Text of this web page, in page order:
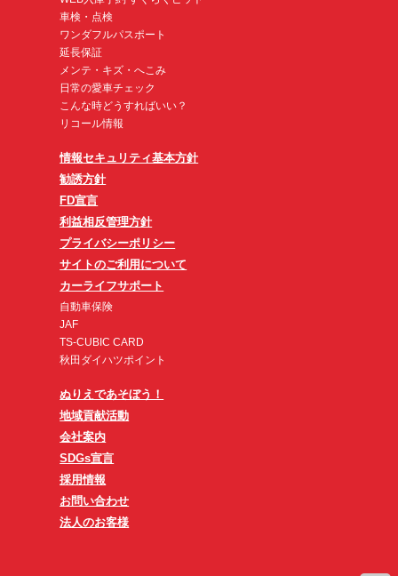
車検・点検
ワンダフルパスポート
延長保証
メンテ・キズ・へこみ
日常の愛車チェック
こんな時どうすればいい？
リコール情報
情報セキュリティ基本方針
勧誘方針
FD宣言
利益相反管理方針
プライバシーポリシー
サイトのご利用について
カーライフサポート
自動車保険
JAF
TS-CUBIC CARD
秋田ダイハツポイント
ぬりえであそぼう！
地域貢献活動
会社案内
SDGs宣言
採用情報
お問い合わせ
法人のお客様